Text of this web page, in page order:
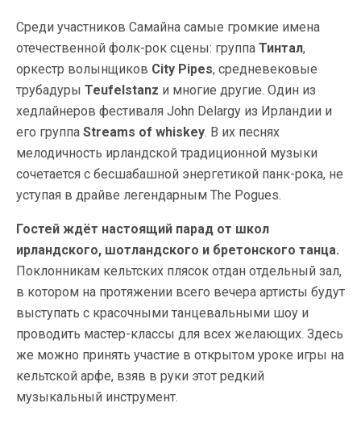
Среди участников Самайна самые громкие имена
отечественной фолк-рок сцены: группа Тинтал,
оркестр волынщиков City Pipes, средневековые
трубадуры Teufelstanz и многие другие. Один из
хедлайнеров фестиваля John Delargy из Ирландии и
его группа Streams of whiskey. В их песнях
мелодичность ирландской традиционной музыки
сочетается с бесшабашной энергетикой панк-рока, не
уступая в драйве легендарным The Pogues.
Гостей ждёт настоящий парад от школ
ирландского, шотландского и бретонского танца.
Поклонникам кельтских плясок отдан отдельный зал,
в котором на протяжении всего вечера артисты будут
выступать с красочными танцевальными шоу и
проводить мастер-классы для всех желающих. Здесь
же можно принять участие в открытом уроке игры на
кельтской арфе, взяв в руки этот редкий
музыкальный инструмент.